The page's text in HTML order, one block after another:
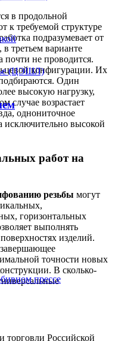
(ЦЭШЛ)
прессе
в продольной
к требуемой структуре
подразумевает от
третьем варианте
почти не проводится.
конфигурации. Их
Один
высокую нагрузку,
случае возрастает
однониточное
исключительно высокой
работ на
резьбы могут
горизонтальных
выполнять
изделий.
точности новых
В сколько-